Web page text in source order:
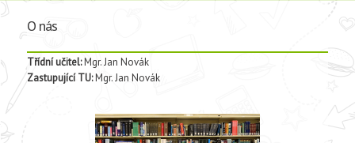
O nás
Třídní učitel:Mgr. Jan Novák
Zastupující TU:Mgr. Jan Novák